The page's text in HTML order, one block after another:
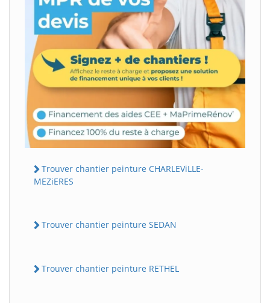
Trouver chantier peinture CHARLEViLLE-
MEZiERES
Trouver chantier peinture SEDAN
Trouver chantier peinture RETHEL